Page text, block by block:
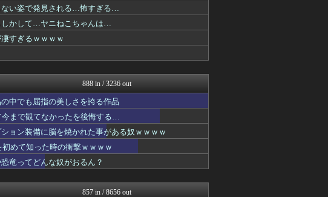
回...
がるおんちゃんねる
デジタルニューススレッド
ぴこ速(〃'∇'〃)？
ドルの...
それからの出来事() アイ...
fig速
て絶対...
デジタルニューススレッド
異世界転生まとめ速報
アニチャット
アニチャット
悪...
アニメつぶやき速報‼︎
ぐら速 -声優まとめ速報-
ジャンプ速報
女 ...
fig速
いんだ…
ガンダムブログ（情報戦仕様...
しい男...
最強ジャンプ放送局
ない姿で発見される…怖すぎる…
しかして…ヤニねこちゃんは…
すぎるｗｗｗｗ
888 in / 3236 out
中でも屈指の美しさを誇る作品
今まで観てなかったを後悔する…
ョン装備に脳を焼かれた事がある奴ｗｗｗｗ
めて知った時の衝撃ｗｗｗｗ
竜ってどんな奴がおるん？
857 in / 8656 out